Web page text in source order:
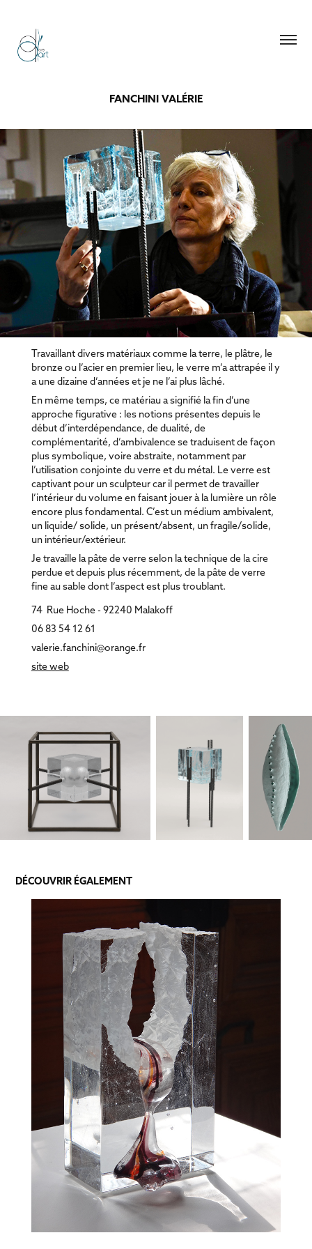
FANCHINI VALÉRIE
Travaillant divers matériaux comme la terre, le plâtre, le
bronze ou l’acier en premier lieu, le verre m’a attrapée il y
a une dizaine d’années et je ne l’ai plus lâché.
En même temps, ce matériau a signifié la fin d’une
approche figurative : les notions présentes depuis le
début d’interdépendance, de dualité, de
complémentarité, d’ambivalence se traduisent de façon
plus symbolique, voire abstraite, notamment par
l’utilisation conjointe du verre et du métal. Le verre est
captivant pour un sculpteur car il permet de travailler
l’intérieur du volume en faisant jouer à la lumière un rôle
encore plus fondamental. C’est un médium ambivalent,
un liquide/ solide, un présent/absent, un fragile/solide,
un intérieur/extérieur.
Je travaille la pâte de verre selon la technique de la cire
perdue et depuis plus récemment, de la pâte de verre
fine au sable dont l’aspect est plus troublant.
74 Rue Hoche - 92240 Malakoff
06 83 54 12 61
valerie.fanchini@orange.fr
site web
DÉCOUVRIR ÉGALEMENT
BOULAROT SERGE